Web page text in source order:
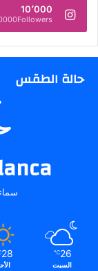
10٬000
حالة الطقس
26
℃
السبت
28